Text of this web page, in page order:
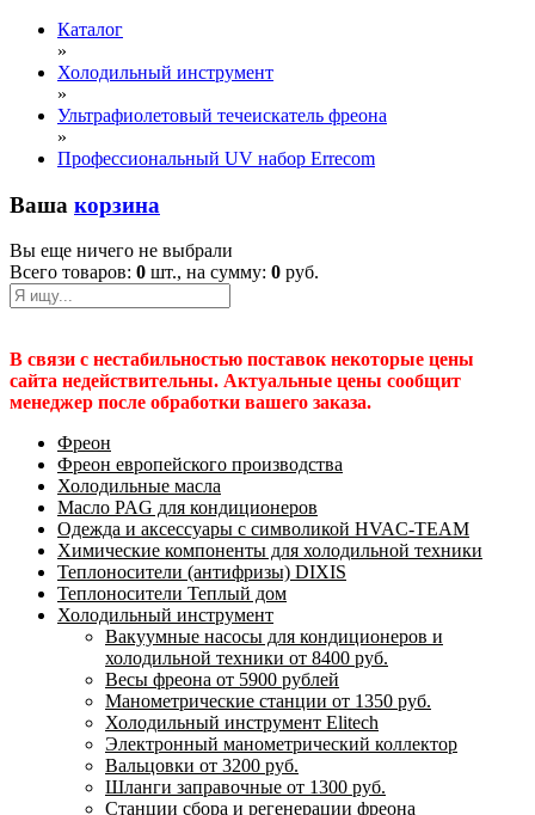
Каталог
»
Холодильный инструмент
»
Ультрафиолетовый течеискатель фреона
»
Профессиональный UV набор Errecom
Ваша корзина
Вы еще ничего не выбрали
Всего товаров: 0 шт., на сумму: 0 руб.
В связи с нестабильностью поставок некоторые цены
сайта недействительны. Актуальные цены сообщит
менеджер после обработки вашего заказа.
Фреон
Фреон европейского производства
Холодильные масла
Масло PAG для кондиционеров
Одежда и аксессуары с символикой HVAC-TEAM
Химические компоненты для холодильной техники
Теплоносители (антифризы) DIXIS
Теплоносители Теплый дом
Холодильный инструмент
Вакуумные насосы для кондиционеров и
холодильной техники от 8400 руб.
Весы фреона от 5900 рублей
Манометрические станции от 1350 руб.
Холодильный инструмент Elitech
Электронный манометрический коллектор
Вальцовки от 3200 руб.
Шланги заправочные от 1300 руб.
Станции сбора и регенерации фреона